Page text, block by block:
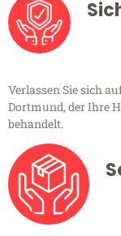
Verlassen Sie sich
Dortmund, der Ihre
behandelt.